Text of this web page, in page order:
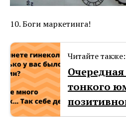
10. Боги маркетинга!
Читайте также:
тонкого